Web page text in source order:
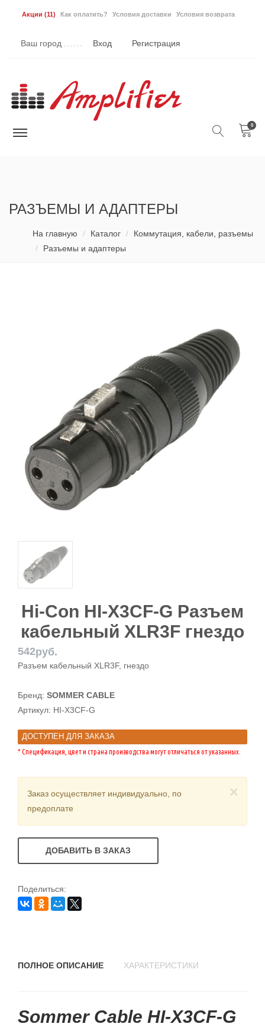
Акции (11) Как оплатить? Условия доставки Условия возврата
Ваш город Вход Регистрация
0
РАЗЪЕМЫ И АДАПТЕРЫ
На главную Каталог
Коммутация, кабели, разъемы
Разъемы и адаптеры
Hi-Con HI-X3CF-G Разъем
кабельный XLR3F гнездо
542руб.
Разъем кабельный XLR3F, гнездо
Бренд: SOMMER CABLE
Артикул: HI-X3CF-G
ДОСТУПЕН ДЛЯ ЗАКАЗА
* Спецификация, цвет и страна производства могут отличаться от указанных.
×
Заказ осуществляет индивидуально, по
предоплате
ДОБАВИТЬ В ЗАКАЗ
Поделиться:
ПОЛНОЕ ОПИСАНИЕ ХАРАКТЕРИСТИКИ
Sommer Cable HI-X3CF-G